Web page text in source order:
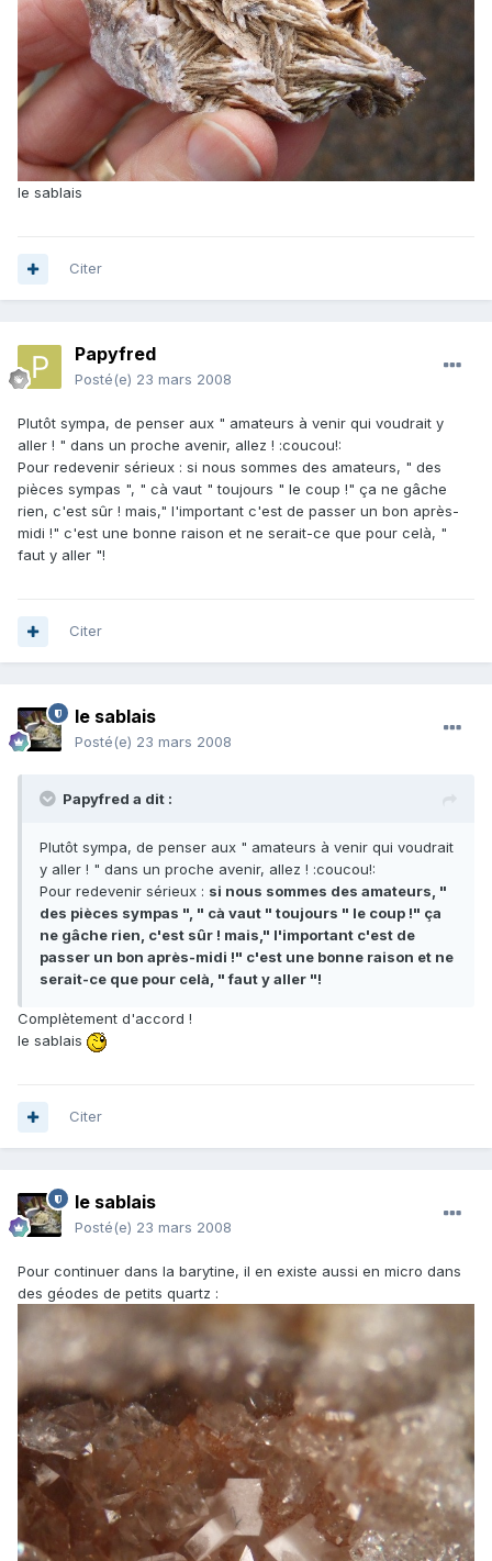
le sablais
Citer
Papyfred
Posté(e) 23 mars 2008
Plutôt sympa, de penser aux " amateurs à venir qui voudrait y
aller ! " dans un proche avenir, allez ! :coucou!:
Pour redevenir sérieux : si nous sommes des amateurs, " des
pièces sympas ", " cà vaut " toujours " le coup !" ça ne gâche
rien, c'est sûr ! mais," l'important c'est de passer un bon après-
midi !" c'est une bonne raison et ne serait-ce que pour celà, "
faut y aller "!
Citer
le sablais
Posté(e) 23 mars 2008
Papyfred a dit :
Plutôt sympa, de penser aux " amateurs à venir qui voudrait
y aller ! " dans un proche avenir, allez ! :coucou!:
Pour redevenir sérieux : si nous sommes des amateurs, "
des pièces sympas ", " cà vaut " toujours " le coup !" ça
ne gâche rien, c'est sûr ! mais," l'important c'est de
passer un bon après-midi !" c'est une bonne raison et ne
serait-ce que pour celà, " faut y aller "!
Complètement d'accord !
le sablais
Citer
le sablais
Posté(e) 23 mars 2008
Pour continuer dans la barytine, il en existe aussi en micro dans
des géodes de petits quartz :